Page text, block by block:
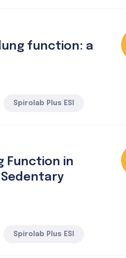
function: a
Spirolab Plus ESI
Function in
Spirolab Plus ESI